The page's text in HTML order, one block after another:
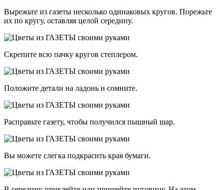
Вырежьте из газеты несколько одинаковых кругов. Порежьте
их по кругу, оставляя целой середину.
Скрепите всю пачку кругов степлером.
Положите детали на ладонь и сомните.
Расправьте газету, чтобы получился пышный шар.
Вы можете слегка подкрасить края бумаги.